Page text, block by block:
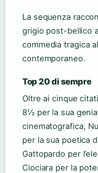
La sequenza
grigio post-bellico
commedia tragica
contemporaneo.
Top 20 di sempre
Oltre ai cinque
8½ per la sua
cinematografica,
per la sua poetica
Gattopardo per
Ciociara per la